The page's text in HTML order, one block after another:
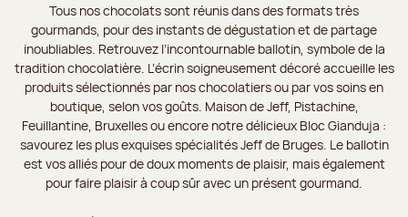
Tous nos chocolats sont réunis dans des formats très
gourmands, pour des instants de dégustation et de partage
inoubliables. Retrouvez l’incontournable ballotin, symbole de la
tradition chocolatière. L’écrin soigneusement décoré accueille les
produits sélectionnés par nos chocolatiers ou par vos soins en
boutique, selon vos goûts. Maison de Jeff, Pistachine,
Feuillantine, Bruxelles ou encore notre délicieux Bloc Gianduja :
savourez les plus exquises spécialités Jeff de Bruges. Le ballotin
est vos alliés pour de doux moments de plaisir, mais également
pour faire plaisir à coup sûr avec un présent gourmand.